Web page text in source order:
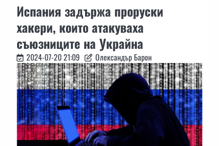
Испания задържа проруски
хакери, които атакуваха
съюзниците на Украйна
2024-07-20 21:09 Олександър Барон